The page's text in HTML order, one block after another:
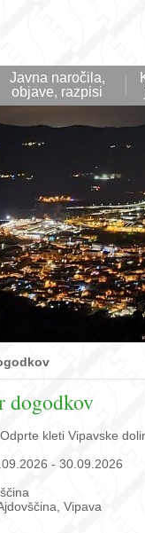
Javna naročila,
objave, razpisi
dogodkov
Odprte kleti Vipavske
- 30.09.2026
Vipava